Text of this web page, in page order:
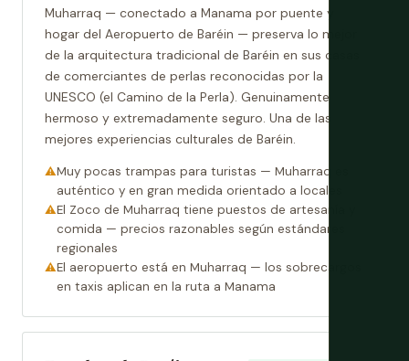
Muharraq — conectado a Manama por puente y
hogar del Aeropuerto de Baréin — preserva lo mejor
de la arquitectura tradicional de Baréin en sus casas
de comerciantes de perlas reconocidas por la
UNESCO (el Camino de la Perla). Genuinamente
hermoso y extremadamente seguro. Una de las
mejores experiencias culturales de Baréin.
Muy pocas trampas para turistas — Muharraq es
auténtico y en gran medida orientado a locales
El Zoco de Muharraq tiene puestos de artesanía y
comida — precios razonables según estándares
regionales
El aeropuerto está en Muharraq — los sobrecargos
en taxis aplican en la ruta a Manama